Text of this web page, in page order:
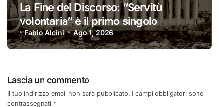
La Fine del Discorso: “Servitù
volontaria” è il primo singolo
Fabio Alcini Ago 1, 2026
Lascia un commento
Il tuo indirizzo email non sarà pubblicato. I campi obbligatori sono
contrassegnati *